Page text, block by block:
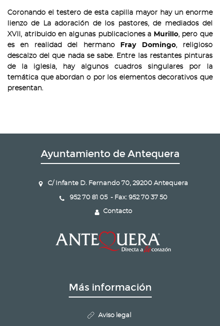
Coronando el testero de esta capilla mayor hay un enorme
lienzo de La adoración de los pastores, de mediados del
XVII, atribuido en algunas publicaciones a Murillo, pero que
es en realidad del hermano
Fray Domingo, religioso
descalzo del que nada se sabe. Entre las restantes pinturas
de la iglesia, hay algunos cuadros singulares por la
temática que abordan o por los elementos decorativos que
presentan.
Ayuntamiento de Antequera
C/ Infante D. Fernando 70, 29200 Antequera
952 70 81 05 - Fax: 952 70 37 50
Contacto
Más información
Aviso legal